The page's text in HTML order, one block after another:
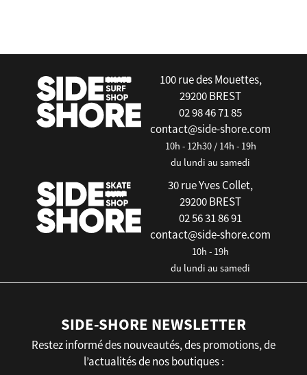
100 rue des Mouettes,
29200 BREST
02 98 46 71 85
contact@side-shore.com
10h - 12h30 / 14h - 19h
du lundi au samedi
30 rue Yves Collet,
29200 BREST
02 56 31 86 91
contact@side-shore.com
10h - 19h
du lundi au samedi
SIDE-SHORE NEWSLETTER
Restez informé des nouveautés, des promotions, de
l’actualités de nos boutiques :